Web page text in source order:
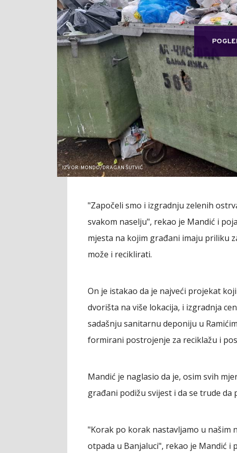
IZVOR: MONDO/DRAGAN ŠUTVIĆ
"Započeli smo i izgradnju zelenih
svakom naselju", rekao je Mandić i
mjesta na kojim građani imaju priliku
može i reciklirati.
On je istakao da je najveći projekat
dvorišta na više lokacija, i izgradnja
sadašnju sanitarnu deponiju u
formirani postrojenje za reciklažu i
Mandić je naglasio da je, osim svih
građani podižu svijest i da se trude da
"Korak po korak nastavljamo u našim
otpada u Banjaluci", rekao je Mandić i